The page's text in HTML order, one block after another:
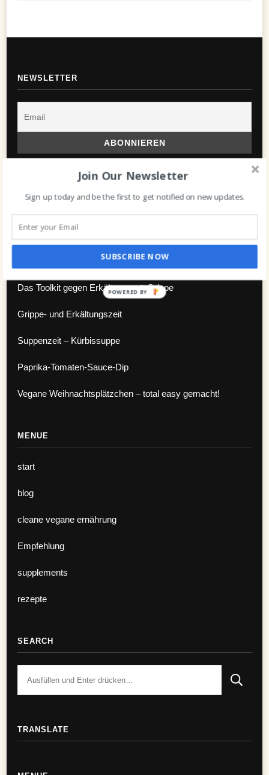
NEWSLETTER
Das Toolkit gegen Erkältungen & Grippe
Grippe- und Erkältungszeit
Suppenzeit – Kürbissuppe
Paprika-Tomaten-Sauce-Dip
Vegane Weihnachtsplätzchen – total easy gemacht!
MENUE
start
blog
cleane vegane ernährung
Empfehlung
supplements
rezepte
SEARCH
etwas?
TRANSLATE
Join Our Newsletter
Sign up today and be the first to get notified on new updates.
SUBSCRIBE NOW
POWERED BY